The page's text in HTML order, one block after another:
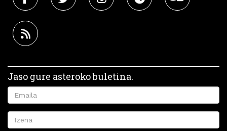
Jaso gure asteroko buletina.